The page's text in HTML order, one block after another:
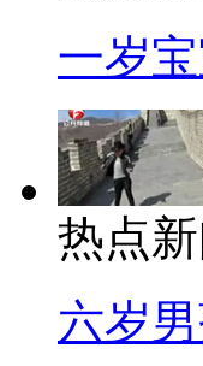
一岁
热点
六岁